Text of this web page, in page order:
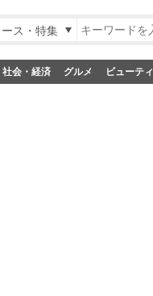
ース・特集
社会・経済 グルメ ビューティ